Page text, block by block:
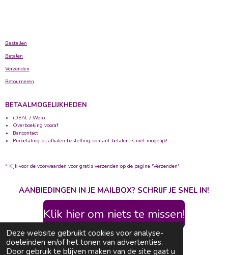
Deze website gebruikt cookies voor analyse-
doeleinden en/of het tonen van advertenties.
Door gebruik te blijven maken van de site gaat u
Bestellen
Betalen
Verzenden
Retourneren
BETAALMOGELIJKHEDEN
iDEAL / Wero
Overboeking vooraf
Bancontact
Pinbetaling bij afhalen bestelling, contant betalen is niet mogelijk!
* Kijk voor de voorwaarden voor gratis verzenden op de pagina 'Verzenden'
AANBIEDINGEN IN JE MAILBOX? SCHRIJF JE SNEL IN!
Klik hier om niets te missen!
© 2020 - 2026 Bolletje Wolletje
Powered byJouwWeb